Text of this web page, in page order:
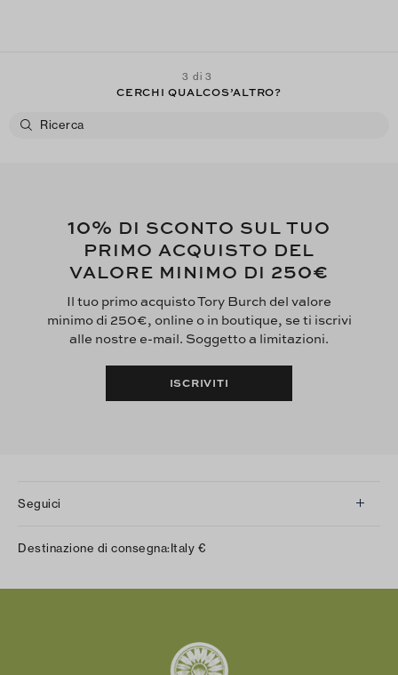
3 di 3
CERCHI QUALCOS’ALTRO?
10% DI SCONTO SUL TUO
PRIMO ACQUISTO DEL
VALORE MINIMO DI 250€
Il tuo primo acquisto Tory Burch del valore
minimo di 250€, online o in boutique, se ti iscrivi
alle nostre e-mail. Soggetto a limitazioni.
ISCRIVITI
Seguici
Twitter
Destinazione di consegna:Italy €